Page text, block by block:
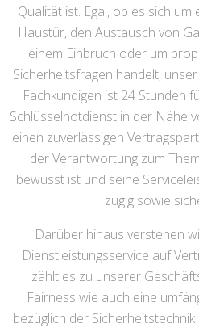
Qualität ist. Egal, ob es sich
Haustür, den Austausch von
einem Einbruch oder um
Sicherheitsfragen handelt,
Fachkundigen ist 24 Stunden
Schlüsselnotdienst in der Nähe
einen zuverlässigen
der Verantwortung zum
bewusst ist und seine
zügig sowie
Darüber hinaus verstehen
Dienstleistungsservice auf
zählt es zu unserer
Fairness wie auch eine
bezüglich der